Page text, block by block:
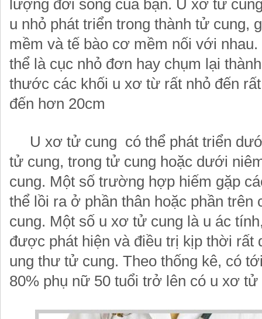
lượng đời sống của bạn. U xơ tử
u nhỏ phát triển trong thành tử cung,
mềm và tế bào cơ mềm nối với
thể là cục nhỏ đơn hay chụm lại
thước các khối u xơ từ rất nhỏ đến
đến hơn 20cm
U xơ tử cung có thể phát triển
tử cung, trong tử cung hoặc dưới
cung. Một số trường hợp hiếm gặp
thể lồi ra ở phần thân hoặc phần trên
cung. Một số u xơ tử cung là u ác
được phát hiện và điều trị kịp thời rất
ung thư tử cung. Theo thống kê, có
80% phụ nữ 50 tuổi trở lên có u xơ tử